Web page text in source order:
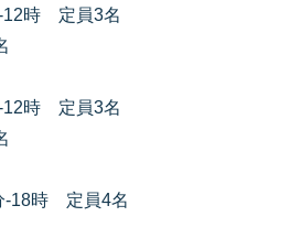
12時 定員3名
12時 定員3名
18時 定員4名